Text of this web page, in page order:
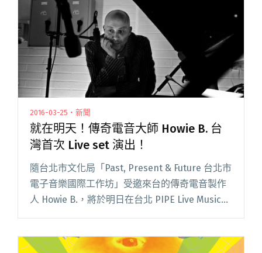
陣容攤開嚇死你"
2016-03-25・新聞
就在明天！傳奇電音大師 Howie B. 台
灣首次 Live set 演出！
隨台北市文化局「Past, Present & Future 台北市
電子音樂國際工作坊」受邀來台的傳奇電音製作
人 Howie B.，將於明日在台北 PIPE Live Music
首次 Live set 演出！"